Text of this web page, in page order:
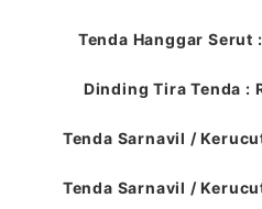
Tenda Hanggar
Dinding Tira Tenda :
Tenda Sarnavil /
Tenda Sarnavil /